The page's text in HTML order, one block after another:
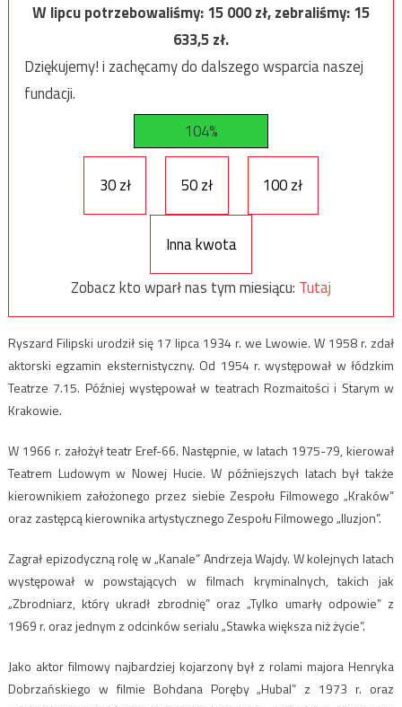
W lipcu potrzebowaliśmy:15 000zł, zebraliśmy:15
633,5zł.
Dziękujemy! i zachęcamy do dalszego wsparcia naszej
fundacji.
104%
30 zł 50 zł 100 zł
Inna kwota
Zobacz kto wparł nas tym miesiącu: Tutaj
Ryszard Filipski urodził się 17 lipca 1934 r. we Lwowie. W 1958 r. zdał
aktorski egzamin eksternistyczny. Od 1954 r. występował w łódzkim
Teatrze 7.15. Później występował w teatrach Rozmaitości i Starym w
Krakowie.
W 1966 r. założył teatr Eref-66. Następnie, w latach 1975-79, kierował
Teatrem Ludowym w Nowej Hucie. W późniejszych latach był także
kierownikiem założonego przez siebie Zespołu Filmowego „Kraków”
oraz zastępcą kierownika artystycznego Zespołu Filmowego „Iluzjon”.
Zagrał epizodyczną rolę w „Kanale” Andrzeja Wajdy. W kolejnych latach
występował w powstających w filmach kryminalnych, takich jak
„Zbrodniarz, który ukradł zbrodnię” oraz „Tylko umarły odpowie” z
1969 r. oraz jednym z odcinków serialu „Stawka większa niż życie”.
Jako aktor filmowy najbardziej kojarzony był z rolami majora Henryka
Dobrzańskiego w filmie Bohdana Poręby „Hubal” z 1973 r. oraz